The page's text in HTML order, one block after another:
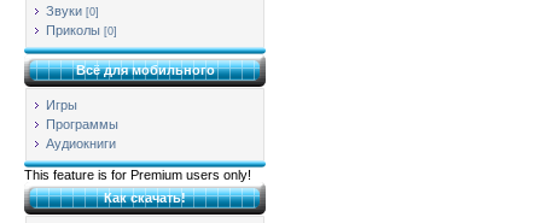
Звуки [0]
Приколы [0]
Всё для мобильного
Игры
Программы
Аудиокниги
This feature is for Premium users only!
Как скачать!